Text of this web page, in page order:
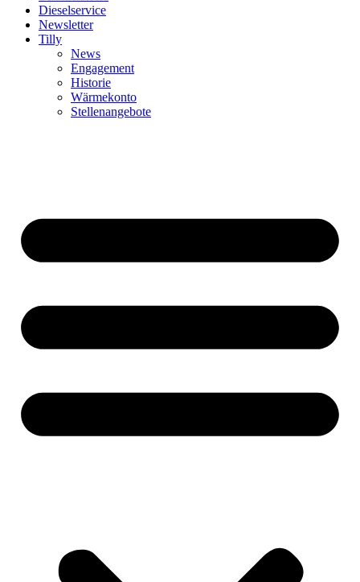
Dieselservice
Newsletter
Tilly
News
Engagement
Historie
Wärmekonto
Stellenangebote